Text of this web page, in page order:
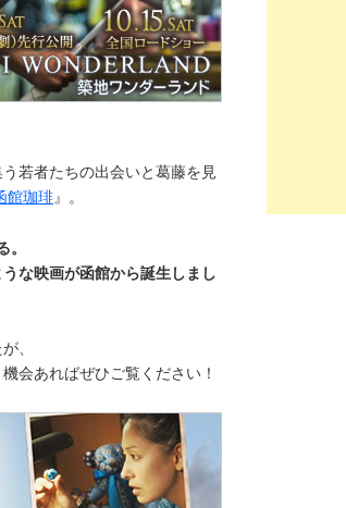
若者たちの出会いと葛藤を見
館珈琲』。
な映画が函館から誕生しまし
、
会あればぜひご覧ください！